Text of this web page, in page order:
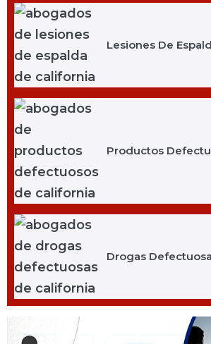
Lesiones De
Productos
Drogas